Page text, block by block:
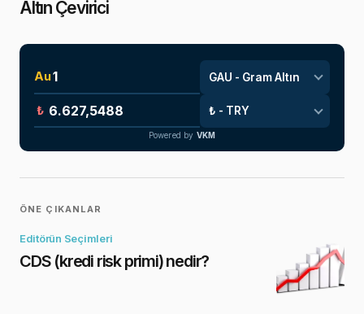
Altın Çevirici
Au
₺
Powered by VKM
ÖNE ÇIKANLAR
Editörün Seçimleri
CDS (kredi risk primi) nedir?